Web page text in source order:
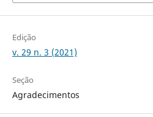
Edição
v. 29 n. 3 (2021)
Seção
Agradecimentos